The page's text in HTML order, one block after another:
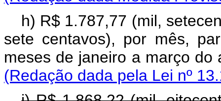
h) R$ 1.787,77 (mil,
sete centavos), por mês,
meses de janeiro a
(Redação dada pela Lei nº